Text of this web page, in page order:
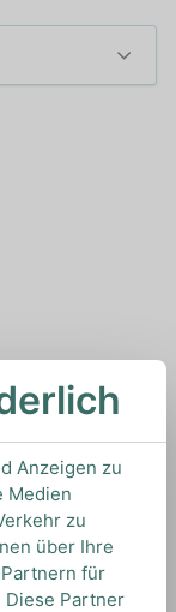
Anzeigen zu
Medien
zu
über Ihre
für
Diese Partner